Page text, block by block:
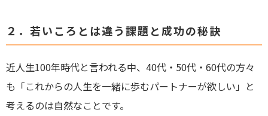
２．若いころとは違う課題と成功の秘訣
近人生100年時代と言われる中、40代・50代・60代の方々
も「これからの人生を一緒に歩むパートナーが欲しい」と
考えるのは自然なことです。